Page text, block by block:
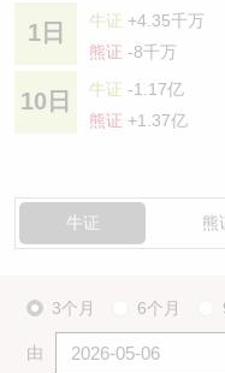
1日 牛证 +4.35千万
熊证 -8千万
10日 牛证 -1.17亿
熊证 +1.37亿
牛证 熊
3个月 6个月
由